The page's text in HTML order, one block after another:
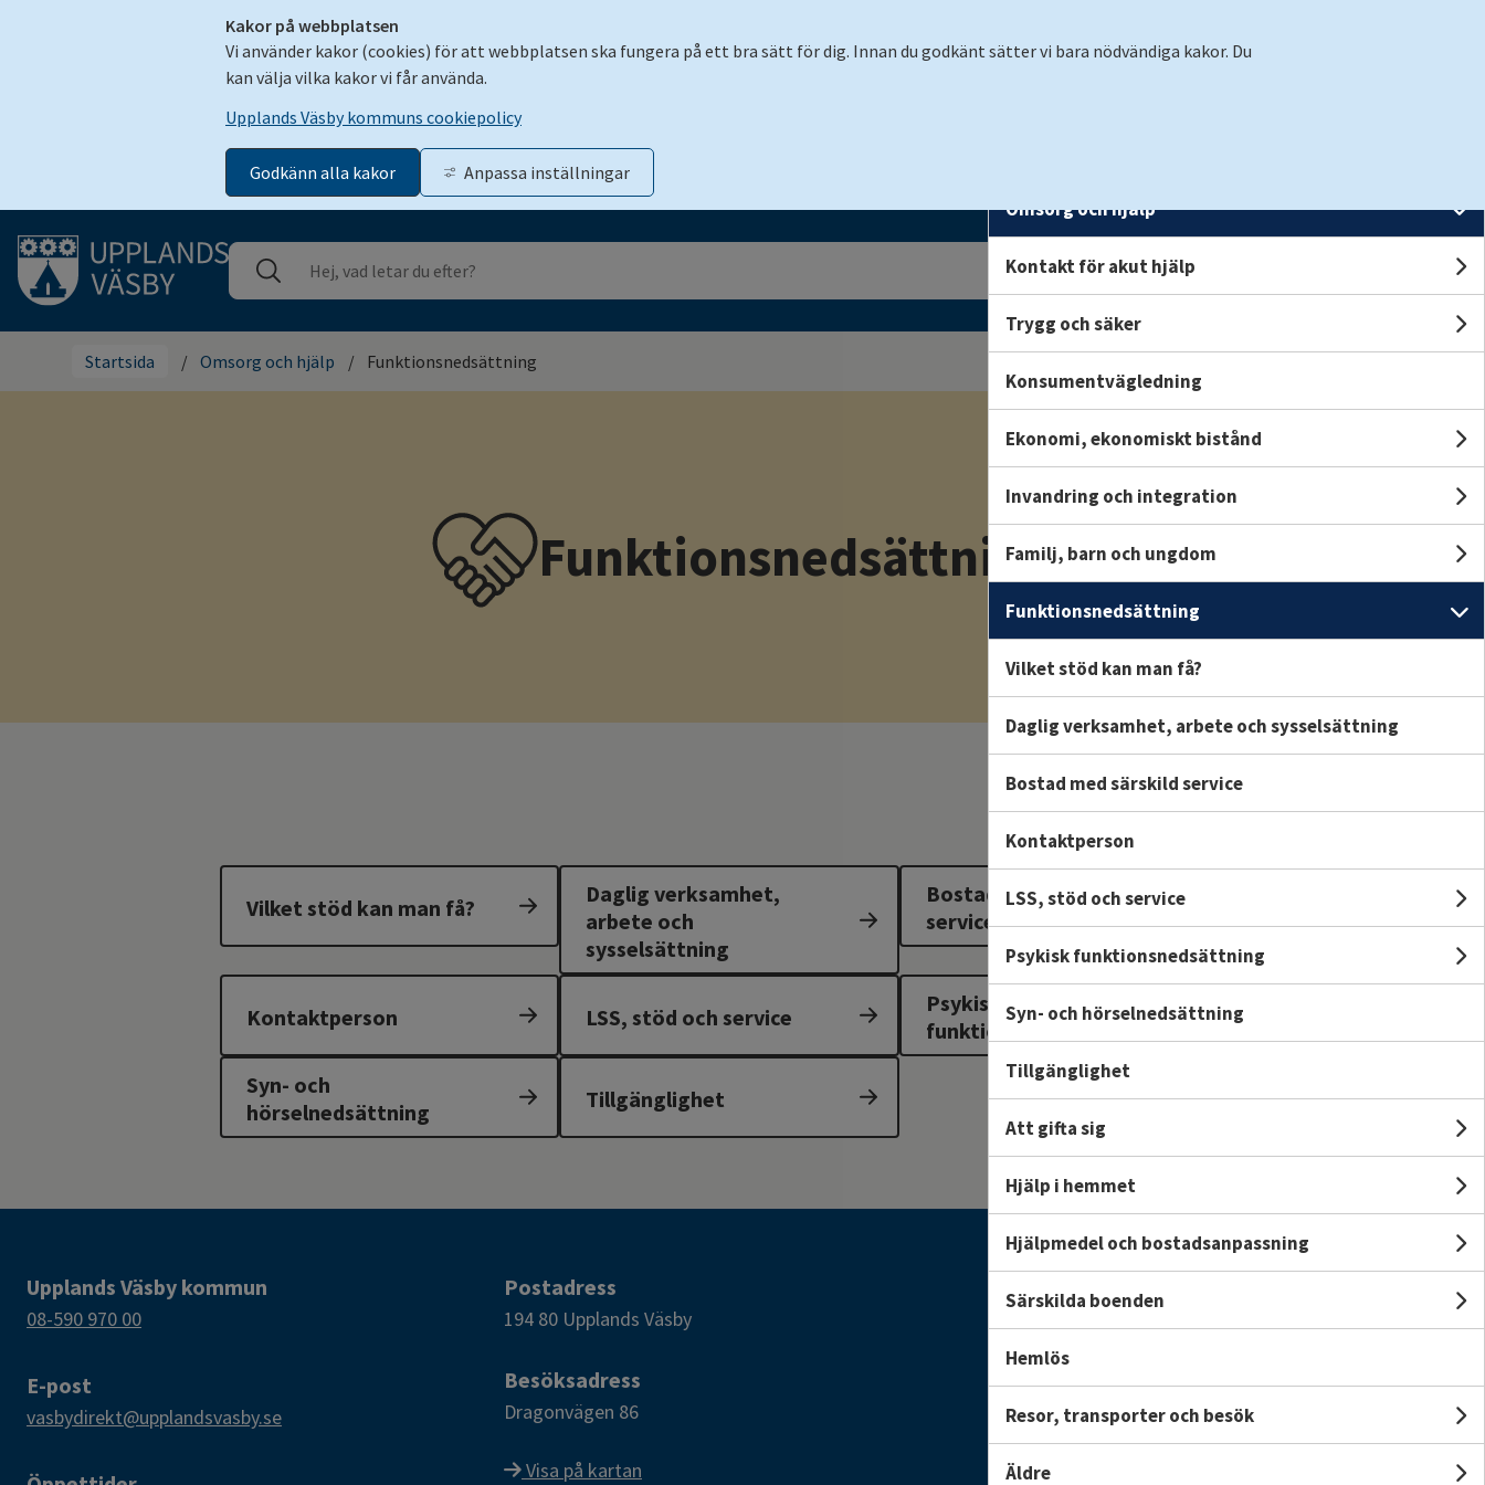
Kakor på webbplatsen
Vi använder kakor (cookies) för att webbplatsen ska fungera på ett bra sätt för dig. Innan du godkänt sätter vi bara nödvändiga kakor. Du
kan välja vilka kakor vi får använda.
Upplands Väsby kommuns cookiepolicy
Godkänn alla kakor Anpassa inställningar
Gå till innehåll
Sök
TranslateSuomeksi
Stäng
Omsorg och hjälp
Kontakt för akut hjälp
Trygg och säker
Konsumentvägledning
Ekonomi, ekonomiskt bistånd
Invandring och integration
Familj, barn och ungdom
Funktionsnedsättning
Vilket stöd kan man få?
Daglig verksamhet, arbete och sysselsättning
Bostad med särskild service
Kontaktperson
LSS, stöd och service
Psykisk funktionsnedsättning
Syn- och hörselnedsättning
Tillgänglighet
Att gifta sig
Hjälp i hemmet
Hjälpmedel och bostadsanpassning
Särskilda boenden
Hemlös
Resor, transporter och besök
Äldre
Startsida
/ Omsorg och hjälp / Funktionsnedsättning
Funktionsnedsättning
Vilket stöd kan man få?
Daglig verksamhet,
arbete och
sysselsättning
Bostad med särskild
service
Kontaktperson LSS, stöd och service
Psykisk
funktionsnedsättning
Syn- och
hörselnedsättning
Tillgänglighet
Upplands Väsby kommun
08-590 970 00
E-post
vasbydirekt@upplandsvasby.se
Postadress
194 80 Upplands Väsby
Besöksadress
Dragonvägen 86
Visa på kartan